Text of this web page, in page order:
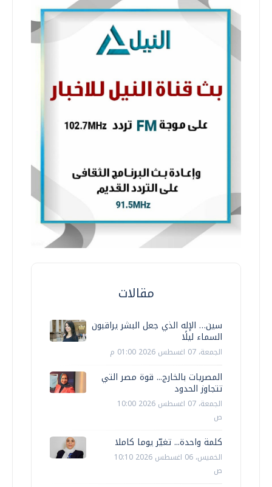
مقالات
سين… الإله الذي جعل البشر يراقبون
السماء ليلًا
الجمعة، 07 اغسطس 2026 01:00 م
المصريات بالخارج... قوة مصر التي
تتجاوز الحدود
الجمعة، 07 اغسطس 2026 10:00
ص
كلمة واحدة... تغيّر يوما كاملا
الخميس، 06 اغسطس 2026 10:10
ص